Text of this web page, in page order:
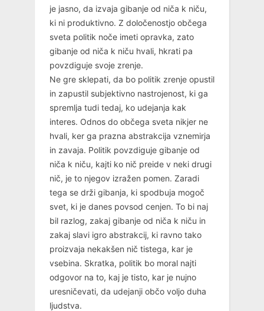
je jasno, da izvaja gibanje od niča k niču,
ki ni produktivno. Z določenostjo občega
sveta politik noče imeti opravka, zato
gibanje od niča k niču hvali, hkrati pa
povzdiguje svoje zrenje.
Ne gre sklepati, da bo politik zrenje opustil
in zapustil subjektivno nastrojenost, ki ga
spremlja tudi tedaj, ko udejanja kak
interes. Odnos do občega sveta nikjer ne
hvali, ker ga prazna abstrakcija vznemirja
in zavaja. Politik povzdiguje gibanje od
niča k niču, kajti ko nič preide v neki drugi
nič, je to njegov izražen pomen. Zaradi
tega se drži gibanja, ki spodbuja mogoč
svet, ki je danes povsod cenjen. To bi naj
bil razlog, zakaj gibanje od niča k niču in
zakaj slavi igro abstrakcij, ki ravno tako
proizvaja nekakšen nič tistega, kar je
vsebina. Skratka, politik bo moral najti
odgovor na to, kaj je tisto, kar je nujno
uresničevati, da udejanji občo voljo duha
ljudstva.